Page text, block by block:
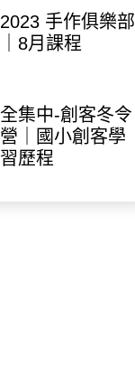
2023 手作俱樂部
｜8月課程
全集中-創客冬令
營｜國小創客學
習歷程